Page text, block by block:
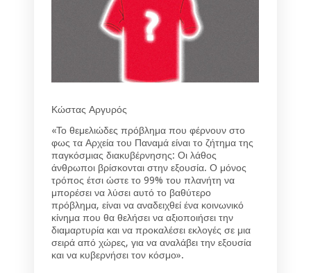
Κώστας Αργυρός
«Το θεμελιώδες πρόβλημα που φέρνουν στο
φως τα Αρχεία του Παναμά είναι το ζήτημα της
παγκόσμιας διακυβέρνησης: Οι λάθος
άνθρωποι βρίσκονται στην εξουσία. Ο μόνος
τρόπος έτσι ώστε το 99% του πλανήτη να
μπορέσει να λύσει αυτό το βαθύτερο
πρόβλημα, είναι να αναδειχθεί ένα κοινωνικό
κίνημα που θα θελήσει να αξιοποιήσει την
διαμαρτυρία και να προκαλέσει εκλογές σε μια
σειρά από χώρες, για να αναλάβει την εξουσία
και να κυβερνήσει τον κόσμο».